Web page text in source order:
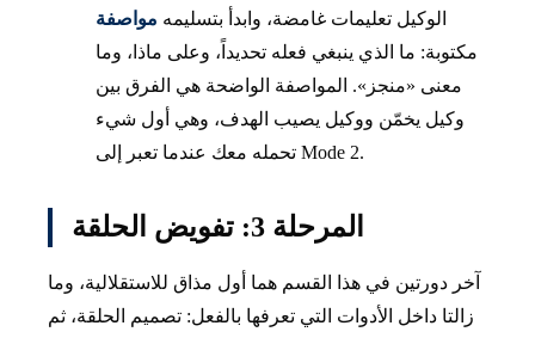
الوكيل تعليمات غامضة، وابدأ بتسليمه مواصفة
مكتوبة: ما الذي ينبغي فعله تحديداً، وعلى ماذا، وما
معنى «منجز». المواصفة الواضحة هي الفرق بين
وكيل يخمّن ووكيل يصيب الهدف، وهي أول شيء
تحمله معك عندما تعبر إلى Mode 2.
المرحلة 3: تفويض الحلقة
آخر دورتين في هذا القسم هما أول مذاق للاستقلالية، وما
زالتا داخل الأدوات التي تعرفها بالفعل: تصميم الحلقة، ثم